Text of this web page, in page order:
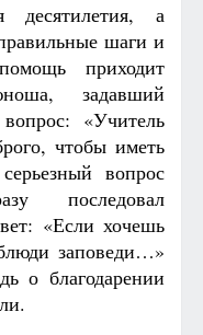
а
шаги и
приходит
задавший
«Учитель
чтобы иметь
вопрос
последовал
«Если хочешь
заповеди…»
о благодарении